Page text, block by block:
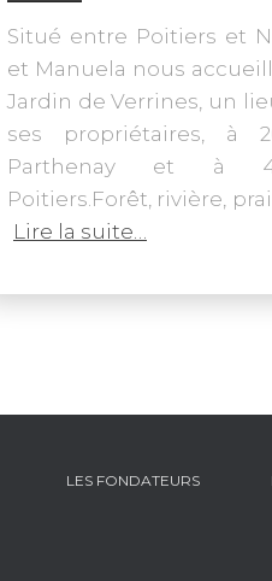
Situé entre Poitiers et
et Manuela nous
Jardin de Verrines, un
ses propriétaires, à
Parthenay et à
Poitiers.Forêt, rivière,
Lire la suite…
LES FONDATEURS